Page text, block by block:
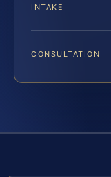
INTAKE
CONSULTATION